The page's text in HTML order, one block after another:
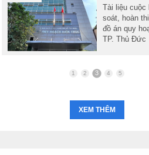
Tài liệu cuộc
soát, hoàn
đồ án quy
TP. Thủ Đức
1 2 3 4 5
XEM THÊM